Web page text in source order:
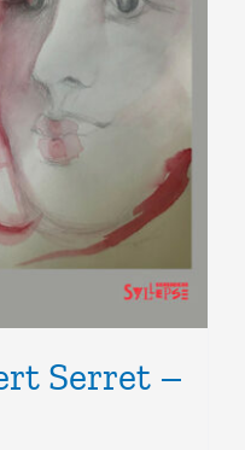
Serret –